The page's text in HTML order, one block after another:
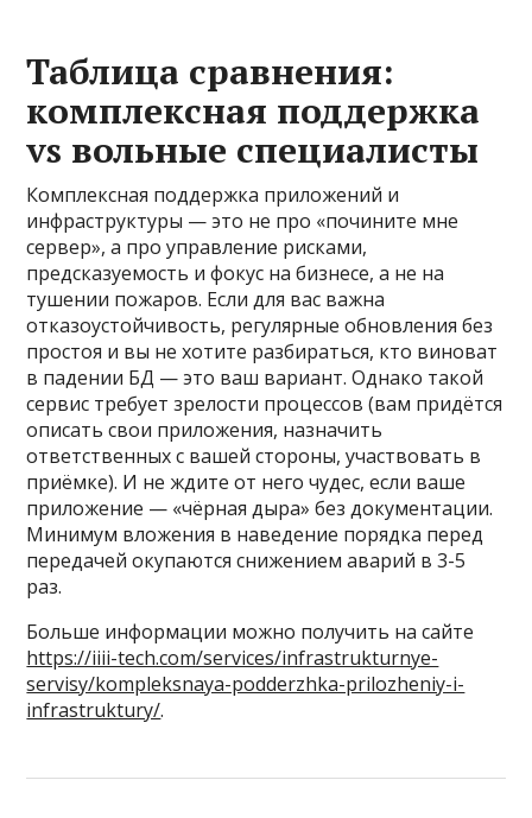
Таблица сравнения:
комплексная поддержка
vs вольные специалисты
Комплексная поддержка приложений и
инфраструктуры — это не про «почините мне
сервер», а про управление рисками,
предсказуемость и фокус на бизнесе, а не на
тушении пожаров. Если для вас важна
отказоустойчивость, регулярные обновления без
простоя и вы не хотите разбираться, кто виноват
в падении БД — это ваш вариант. Однако такой
сервис требует зрелости процессов (вам придётся
описать свои приложения, назначить
ответственных с вашей стороны, участвовать в
приёмке). И не ждите от него чудес, если ваше
приложение — «чёрная дыра» без документации.
Минимум вложения в наведение порядка перед
передачей окупаются снижением аварий в 3-5
раз.
Больше информации можно получить на сайте
https://iiii-tech.com/services/infrastrukturnye-
servisy/kompleksnaya-podderzhka-prilozheniy-i-
infrastruktury/.